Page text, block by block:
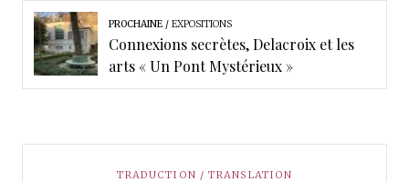
PROCHAINE EXPOSITIONS
Connexions secrètes, Delacroix et les
arts « Un Pont Mystérieux »
TRADUCTION / TRANSLATION